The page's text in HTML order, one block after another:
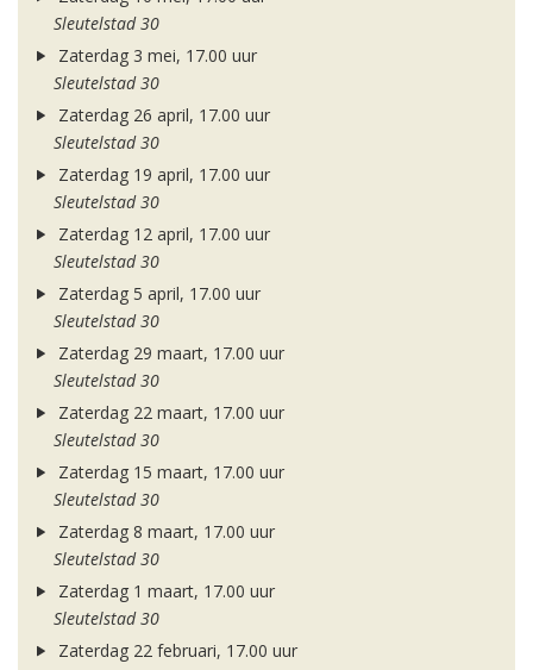
Sleutelstad 30
Zaterdag 3 mei, 17.00 uur
Sleutelstad 30
Zaterdag 26 april, 17.00 uur
Sleutelstad 30
Zaterdag 19 april, 17.00 uur
Sleutelstad 30
Zaterdag 12 april, 17.00 uur
Sleutelstad 30
Zaterdag 5 april, 17.00 uur
Sleutelstad 30
Zaterdag 29 maart, 17.00 uur
Sleutelstad 30
Zaterdag 22 maart, 17.00 uur
Sleutelstad 30
Zaterdag 15 maart, 17.00 uur
Sleutelstad 30
Zaterdag 8 maart, 17.00 uur
Sleutelstad 30
Zaterdag 1 maart, 17.00 uur
Sleutelstad 30
Zaterdag 22 februari, 17.00 uur